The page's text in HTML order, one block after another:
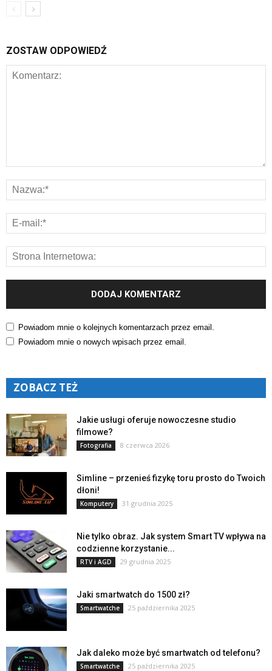
ZOSTAW ODPOWIEDŹ
Powiadom mnie o kolejnych komentarzach przez email.
Powiadom mnie o nowych wpisach przez email.
ZOBACZ TEŻ
Jakie usługi oferuje nowoczesne studio
filmowe?
Fotografia 8 czerwca 2026
Simline – przenieś fizykę toru prosto do Twoich
dłoni!
Komputery 31 grudnia 2025
Nie tylko obraz. Jak system Smart TV wpływa na
codzienne korzystanie...
RTV i AGD 29 grudnia 2025
Jaki smartwatch do 1500 zł?
Smartwatche 25 października 2025
Jak daleko może być smartwatch od telefonu?
Smartwatche 25 października 2025